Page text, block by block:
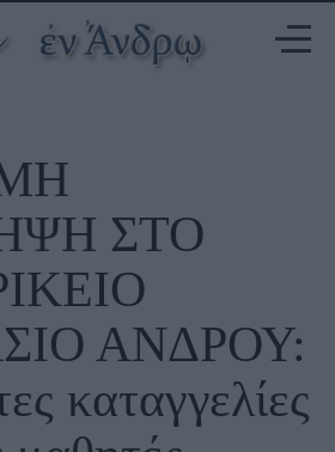
ΣΤΟ
ΑΝΔΡΟΥ:
καταγγελίες